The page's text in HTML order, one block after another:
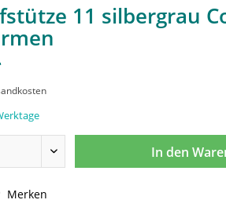
11 silbergrau
In den
Merken